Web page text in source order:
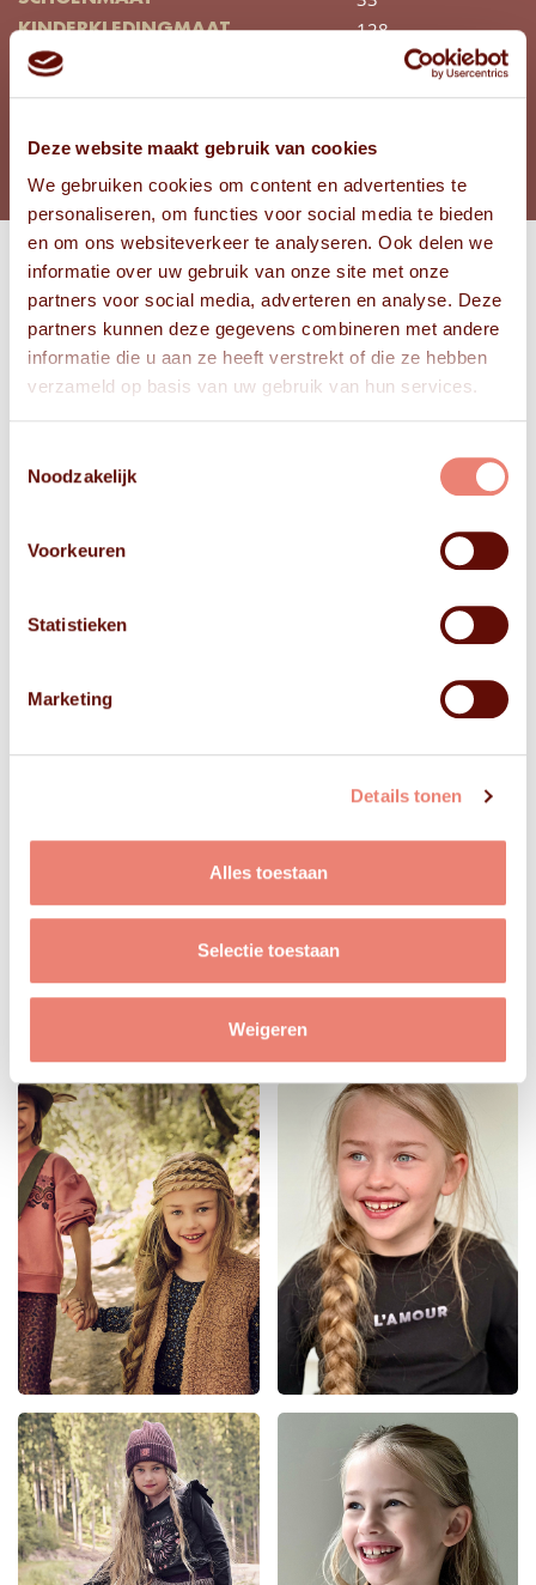
Deze website maakt gebruik van cookies
We gebruiken cookies om content en advertenties te
personaliseren, om functies voor social media te bieden
en om ons websiteverkeer te analyseren. Ook delen we
informatie over uw gebruik van onze site met onze
partners voor social media, adverteren en analyse. Deze
partners kunnen deze gegevens combineren met andere
informatie die u aan ze heeft verstrekt of die ze hebben
verzameld op basis van uw gebruik van hun services.
Noodzakelijk
Voorkeuren
Statistieken
Marketing
Details tonen
Alles toestaan
Selectie toestaan
Weigeren
KINDERKLEDINGMAAT 128
Bekijk
FOTO'S